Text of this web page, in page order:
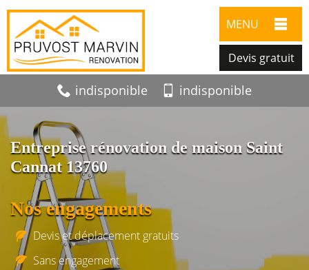
MENU
Devis gratuit
indisponible indisponible
Entreprise rénovation de maison Saint
Cannat 13760
Nos engagements
Devis et déplacement gratuits
Sans engagement